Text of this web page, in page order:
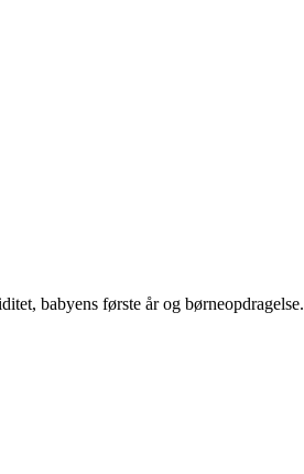
babyens første år og børneopdragelse.